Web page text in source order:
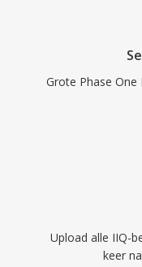
Grote Phase
Upload alle IIQ-
keer